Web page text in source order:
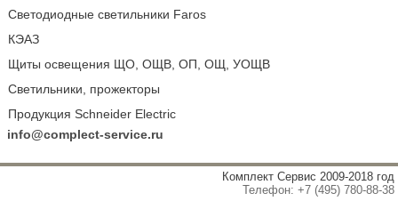
Светодиодные светильники Faros
КЭАЗ
Щиты освещения ЩО, ОЩВ, ОП, ОЩ, УОЩВ
Светильники, прожекторы
Продукция Schneider Electric
info@complect-service.ru
Комплект Сервис 2009-2018 год
Телефон: +7 (495) 780-88-38